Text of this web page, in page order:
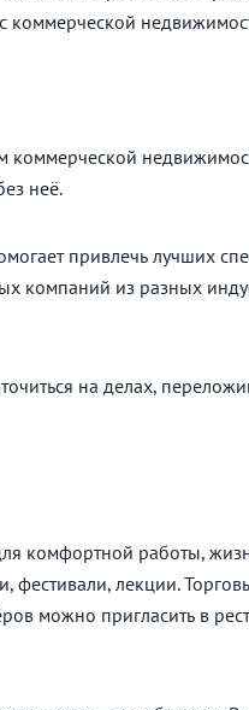
неё.
привлечь лучших
компаний из разных
на делах,
комфортной работы,
фестивали, лекции.
можно пригласить в